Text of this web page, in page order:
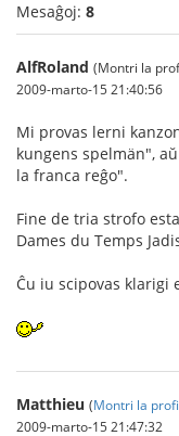
Mesaĝoj: 8
AlfRoland (Montri la
2009-marto-15 21:40:56
Mi provas lerni
kungens spelmän",
la franca reĝo".
Fine de tria strofo
Dames du Temps
Ĉu iu scipovas
Matthieu (Montri la
2009-marto-15 21:47:32